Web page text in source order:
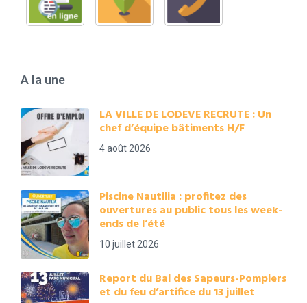
A la une
LA VILLE DE LODEVE RECRUTE : Un
chef d’équipe bâtiments H/F
4 août 2026
Piscine Nautilia : profitez des
ouvertures au public tous les week-
ends de l’été
10 juillet 2026
Report du Bal des Sapeurs-Pompiers
et du feu d’artifice du 13 juillet